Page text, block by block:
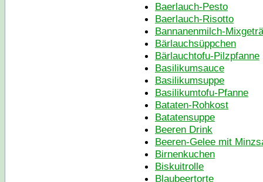
Baerlauch-Pesto
Baerlauch-Risotto
Bannanenmilch-
Bärlauchsüppchen
Bärlauchtofu-Pilzpfanne
Basilikumsauce
Basilikumsuppe
Basilikumtofu-Pfanne
Bataten-Rohkost
Batatensuppe
Beeren Drink
Beeren-Gelee mit
Birnenkuchen
Biskuitrolle
Blaubeertorte